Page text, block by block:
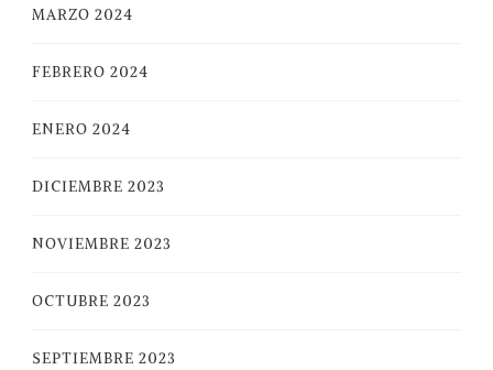
MARZO 2024
FEBRERO 2024
ENERO 2024
DICIEMBRE 2023
NOVIEMBRE 2023
OCTUBRE 2023
SEPTIEMBRE 2023